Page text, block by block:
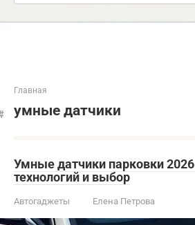
Главная
умные датчики
Умные датчики парковки
технологий и выбор
Автогаджеты Елена Петрова